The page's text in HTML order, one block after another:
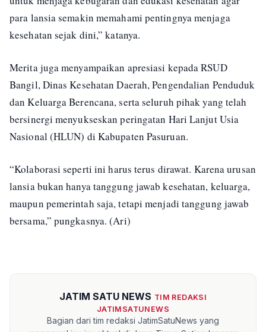
para lansia semakin memahami pentingnya menjaga
kesehatan sejak dini,” katanya.
Merita juga menyampaikan apresiasi kepada RSUD
Bangil, Dinas Kesehatan Daerah, Pengendalian Penduduk
dan Keluarga Berencana, serta seluruh pihak yang telah
bersinergi menyukseskan peringatan Hari Lanjut Usia
Nasional (HLUN) di Kabupaten Pasuruan.
“Kolaborasi seperti ini harus terus dirawat. Karena urusan
lansia bukan hanya tanggung jawab kesehatan, keluarga,
maupun pemerintah saja, tetapi menjadi tanggung jawab
bersama,” pungkasnya. (Ari)
JATIM SATU NEWS TIM REDAKSI
JATIMSATUNEWS
Bagian dari tim redaksi JatimSatuNews yang